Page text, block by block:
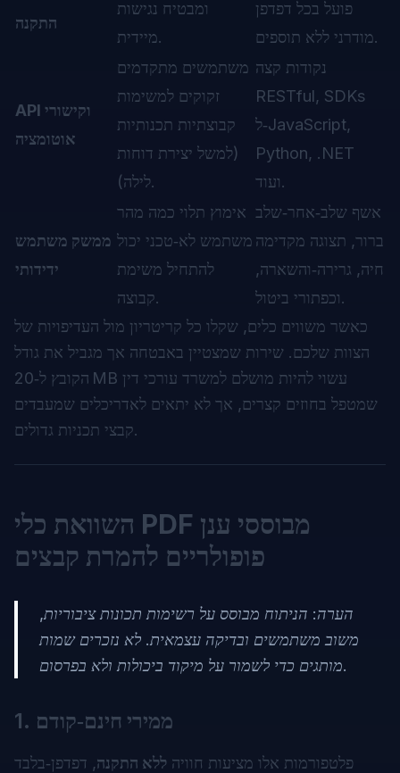
התקנה
ומבטיח נגישות
מיידית.
פועל בכל דפדפן
מודרני ללא תוספים.
API וקישורי
אוטומציה
משתמשים מתקדמים
זקוקים למשימות
קבוצתיות תכנותיות
(למשל יצירת דוחות
לילה).
נקודות קצה
RESTful, SDKs
ל‑JavaScript,
Python, .NET
ועוד.
ממשק משתמש
ידידותי
אימוץ תלוי כמה מהר
משתמש לא‑טכני יכול
להתחיל משימת
קבוצה.
אשף שלב‑אחר‑שלב
ברור, תצוגה מקדימה
חיה, גרירה‑והשארה,
וכפתורי ביטול.
כאשר משווים כלים, שקלו כל קריטריון מול העדיפויות של
הצוות שלכם. שירות שמצטיין באבטחה אך מגביל את גודל
הקובץ ל‑20 MB עשוי להיות מושלם למשרד עורכי דין
שמטפל בחוזים קצרים, אך לא יתאים לאדריכלים שמעבדים
קבצי תכניות גדולים.
השוואת כלי PDF מבוססי ענן
פופולריים להמרת קבצים
הערה: הניתוח מבוסס על רשימות תכונות ציבוריות,
משוב משתמשים ובדיקה עצמאית. לא נזכרים שמות
מותגים כדי לשמור על מיקוד ביכולות ולא בפרסום.
1. ממירי חינם‑קודם
פלטפורמות אלו מציעות חוויה ללא התקנה, דפדפן‑בלבד